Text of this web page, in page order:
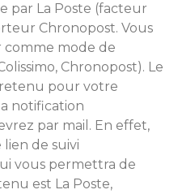
par La Poste (facteur
Chronopost. Vous
mode de
Chronopost). Le
pour votre
notification
par mail. En effet,
lien de suivi
vous permettra de
est La Poste,